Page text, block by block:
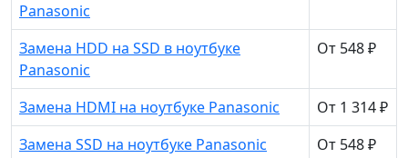
Panasonic
Замена HDD на SSD в ноутбуке
Panasonic
От 548 ₽
Замена HDMI на ноутбуке Panasonic
От 1 314 ₽
Замена SSD на ноутбуке Panasonic
От 548 ₽